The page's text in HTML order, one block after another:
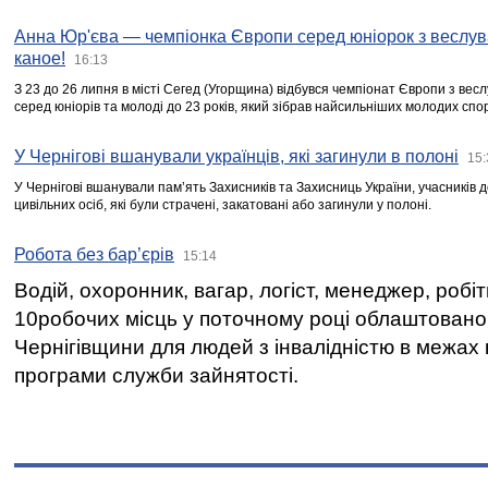
Анна Юр'єва — чемпіонка Європи серед юніорок з
каное!
16:13
З 23 до 26 липня в місті Сегед (Угорщина) відбувся чемпіонат Європи з
серед юніорів та молоді до 23 років, який зібрав найсильніших молодих
У Чернігові вшанували українців, які загинули в полоні
У Чернігові вшанували пам’ять Захисників та Захисниць України,
цивільних осіб, які були страчені, закатовані або загинули у полоні.
Робота без бар’єрів 15:14
Водій, охоронник, вагар, логіст, менеджер,
10робочих місць у поточному році
Чернігівщини для людей з інвалідністю в межах
програми служби зайнятості.